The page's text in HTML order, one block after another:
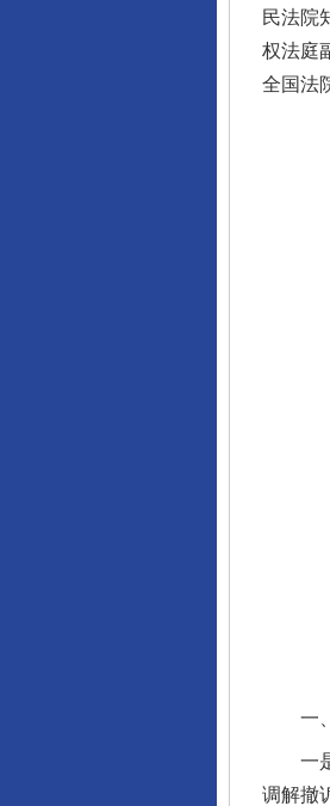
民法院
权法庭
全国法
一、
一是
调解撤